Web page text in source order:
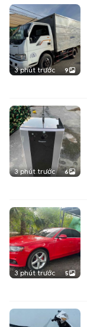
3 phút trước 9
3 phút trước 6
3 phút trước 5